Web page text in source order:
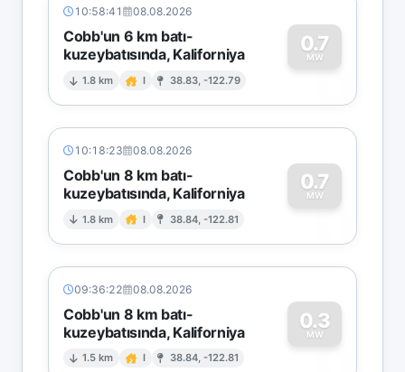
10:58:41 08.08.2026
Cobb'un 6 km batı-
kuzeybatısında, Kaliforniya
1.8 km I 38.83, -122.79
0.7
MW
0
10:18:23 08.08.2026
Cobb'un 8 km batı-
kuzeybatısında, Kaliforniya
1.8 km I 38.84, -122.81
0.7
MW
0
09:36:22 08.08.2026
Cobb'un 8 km batı-
kuzeybatısında, Kaliforniya
1.5 km I 38.84, -122.81
0.3
MW